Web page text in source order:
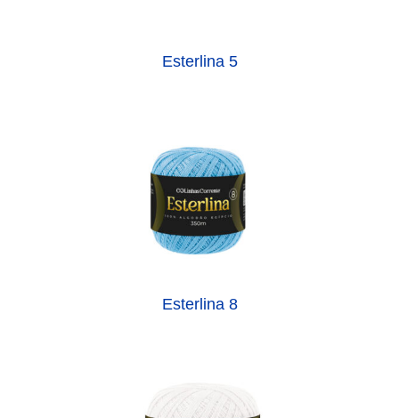
Esterlina 5
Esterlina 8